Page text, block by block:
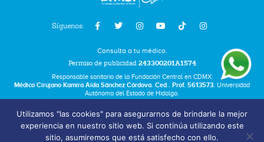
Síguenos:
Consulta a tu médico.
Permiso de publicidad 243300201A1574
Responsable sanitario de la Fundación Central en CDMX:
Médico Cirujano Kamira Aída Sánchez Córdova. Ced . Prof. 5613573. Universidad
Autónoma del Estado de Hidalgo.
Términos y Condiciones
Bolsa de Trabajo
Utilizamos "las cookies" para asegurarnos de brindarle la mejor
experiencia en nuestro sitio web. Si continúa utilizando este
sitio, asumiremos que está satisfecho con ello.